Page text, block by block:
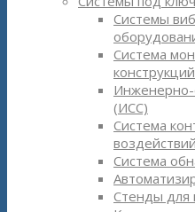
Системы
Система
Инженерно-
(ИСС)
Система
Система
Стенды для